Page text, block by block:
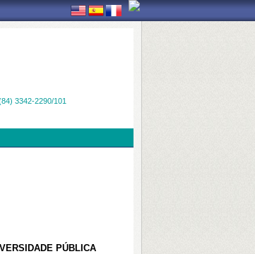
3342-2290/101
PÚBLICA